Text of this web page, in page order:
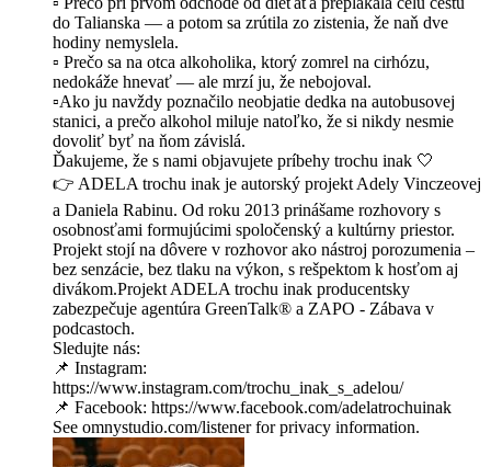
do Talianska — a potom sa zrútila zo zistenia, že naň dve
hodiny nemyslela.
▫️ Prečo sa na otca alkoholika, ktorý zomrel na cirhózu,
nedokáže hnevať — ale mrzí ju, že nebojoval.
▫️Ako ju navždy poznačilo neobjatie dedka na autobusovej
stanici, a prečo alkohol miluje natoľko, že si nikdy nesmie
dovoliť byť na ňom závislá.
Ďakujeme, že s nami objavujete príbehy trochu inak 🤍
👉 ADELA trochu inak je autorský projekt Adely Vinczeovej
a Daniela Rabinu. Od roku 2013 prinášame rozhovory s
osobnosťami formujúcimi spoločenský a kultúrny priestor.
Projekt stojí na dôvere v rozhovor ako nástroj porozumenia –
bez senzácie, bez tlaku na výkon, s rešpektom k hosťom aj
divákom.Projekt ADELA trochu inak producentsky
zabezpečuje agentúra GreenTalk® a ZAPO - Zábava v
podcastoch.
Sledujte nás:
📌 Instagram:
https://www.instagram.com/trochu_inak_s_adelou/
📌 Facebook: https://www.facebook.com/adelatrochuinak
See omnystudio.com/listener for privacy information.